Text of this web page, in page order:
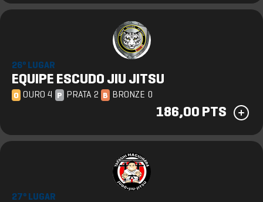
26º LUGAR
EQUIPE ESCUDO JIU JITSU
O OURO 4 P PRATA 2 B BRONZE 0
186,00 PTS
27º LUGAR